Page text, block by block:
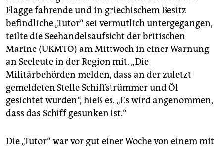
Flagge fahrende und in griechischem Besitz
befindliche „Tutor“ sei vermutlich untergegangen,
teilte die Seehandelsaufsicht der britischen
Marine (UKMTO) am Mittwoch in einer Warnung
an Seeleute in der Region mit. „Die
Militärbehörden melden, dass an der zuletzt
gemeldeten Stelle Schiffstrümmer und Öl
gesichtet wurden“, hieß es. „Es wird angenommen,
dass das Schiff gesunken ist.“
Die „Tutor“ war vor gut einer Woche von einem mit